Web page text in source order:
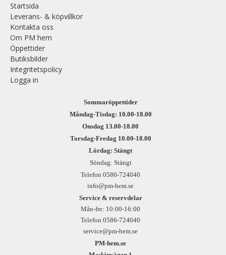
Startsida
Leverans- & köpvillkor
Kontakta oss
Om PM hem
Öppettider
Butiksbilder
Integritetspolicy
Logga in
Sommaröppettider
Måndag-Tisdag: 10.00-18.00
Onsdag 13.00-18.00
Torsdag-Fredag 10.00-18.00
Lördag: Stängt
Söndag: Stängt
Telefon 0586-724040
info@pm-hem.se
Service & reservdelar
Mån-fre: 10:00-16:00
Telefon 0586-724040
service@pm-hem.se
PM-hem.se